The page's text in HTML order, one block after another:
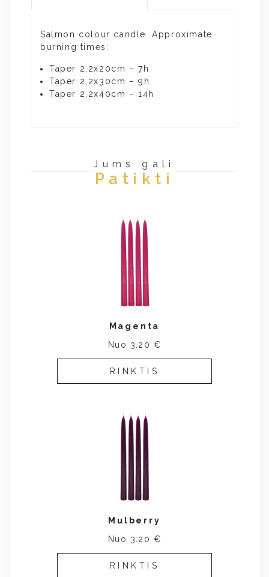
Salmon colour candle. Approximate
burning times:
Taper 2,2x20cm – 7h
Taper 2,2x30cm – 9h
Taper 2,2x40cm – 14h
Jums gali
Patikti
Magenta
Nuo 3.20 €
RINKTIS
Mulberry
Nuo 3.20 €
RINKTIS